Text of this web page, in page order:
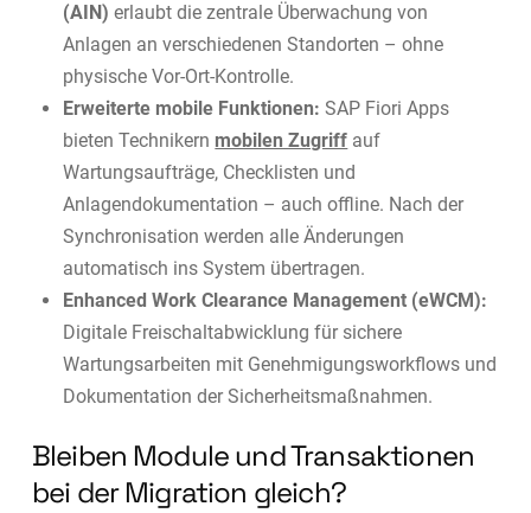
(AIN) erlaubt die zentrale Überwachung von
Anlagen an verschiedenen Standorten – ohne
physische Vor-Ort-Kontrolle.
Erweiterte mobile Funktionen: SAP Fiori Apps
bieten Technikern mobilen Zugriff auf
Wartungsaufträge, Checklisten und
Anlagendokumentation – auch offline. Nach der
Synchronisation werden alle Änderungen
automatisch ins System übertragen.
Enhanced Work Clearance Management (eWCM):
Digitale Freischaltabwicklung für sichere
Wartungsarbeiten mit Genehmigungsworkflows und
Dokumentation der Sicherheitsmaßnahmen.
Bleiben Module und Transaktionen
bei der Migration gleich?